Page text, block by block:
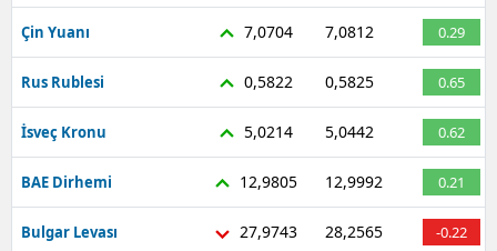
Çin Yuanı 7,0704 7,0812 0.29
Rus Rublesi 0,5822 0,5825 0.65
İsveç Kronu 5,0214 5,0442 0.62
BAE Dirhemi 12,9805 12,9992 0.21
Bulgar Levası 27,9743 28,2565 -0.22